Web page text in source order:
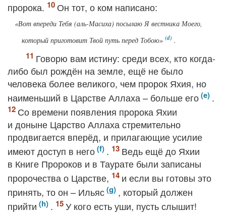
пророка.
Он тот, о ком написано:
«Вот впереди Тебя (аль-Масиха) посылаю Я вестника Моего,
который приготовит Твой путь перед Тобою»
.
Говорю вам истину: среди всех, кто когда-
либо был рождён на земле, ещё не было
человека более великого, чем пророк Яхия, но
наименьший в Царстве Аллаха – больше его
.
Со времени появления пророка Яхии
и доныне Царство Аллаха стремительно
продвигается вперёд, и прилагающие усилие
имеют доступ в него
.
Ведь ещё до Яхии
в Книге Пророков и в Таурате были записаны
пророчества о Царстве,
и если вы готовы это
принять, то он – Ильяс
, который должен
прийти
.
У кого есть уши, пусть слышит!